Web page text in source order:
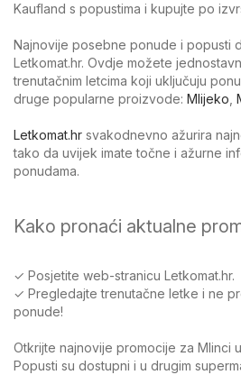
Kaufland s popustima i kupujte po
Najnovije posebne ponude i popusti
Letkomat.hr. Ovdje možete
trenutačnim letcima koji uključuju
druge popularne proizvode: Mlijeko,
Letkomat.hr svakodnevno ažurira
tako da uvijek imate točne i ažurne
ponudama.
Kako pronaći aktualne
✓ Posjetite web-stranicu Letkomat.hr.
✓ Pregledajte trenutačne letke i ne
ponude!
Otkrijte najnovije promocije za Mlinci
Popusti su dostupni i u drugim